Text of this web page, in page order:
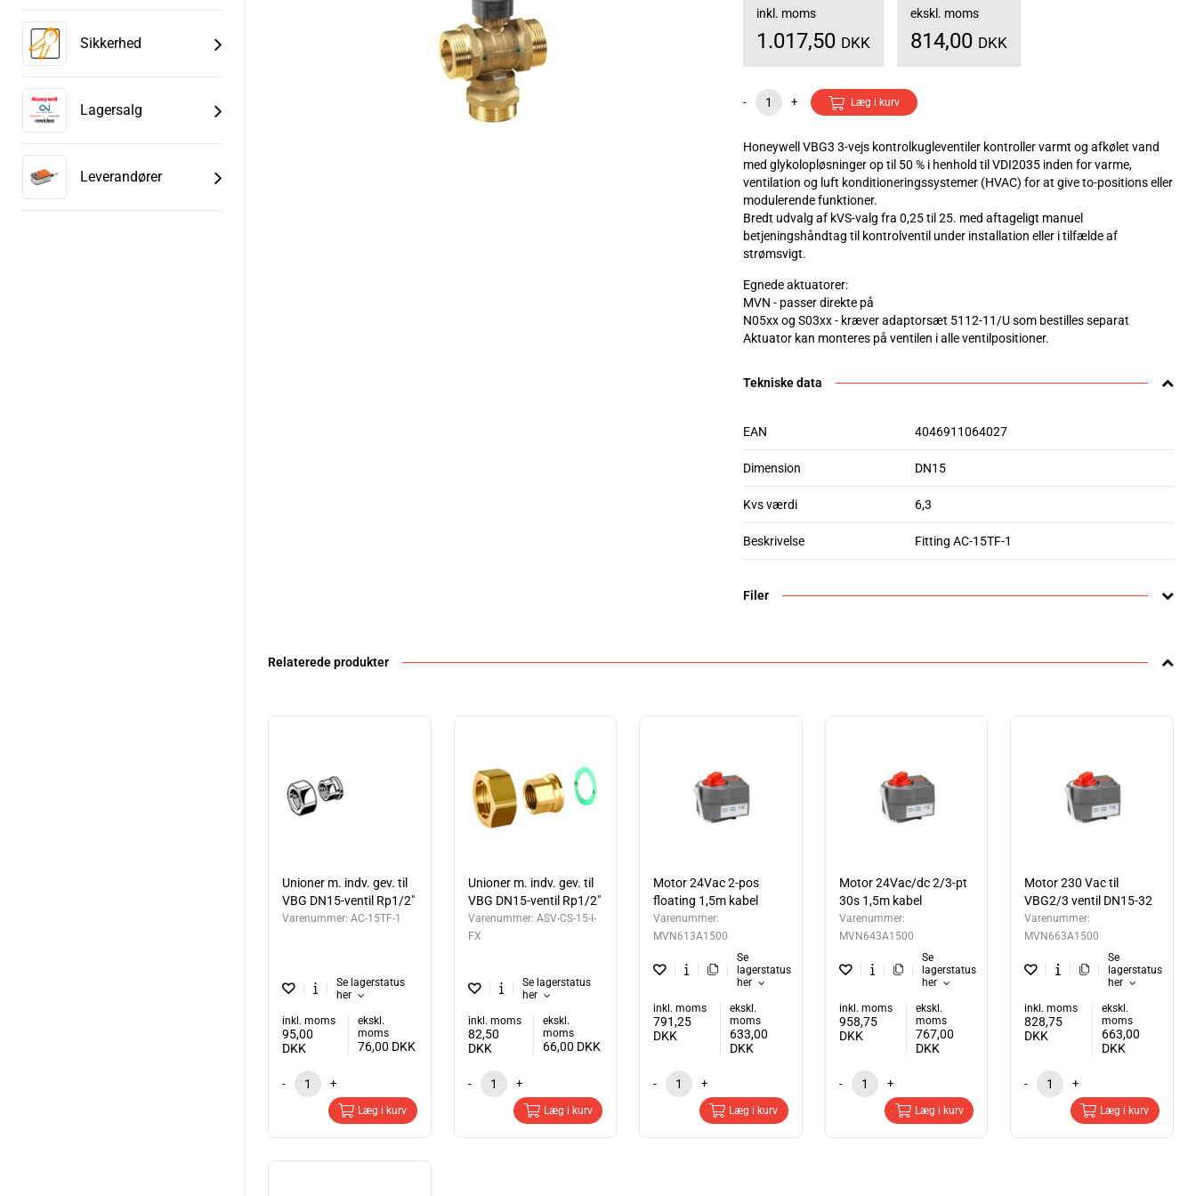
Sikkerhed
Lagersalg
Leverandører
inkl. moms
1.017,50 DKK
ekskl. moms
814,00 DKK
- + Læg i kurv
Honeywell VBG3 3-vejs kontrolkugleventiler kontroller varmt og afkølet vand
med glykolopløsninger op til 50 % i henhold til VDI2035 inden for varme,
ventilation og luft konditioneringssystemer (HVAC) for at give to-positions eller
modulerende funktioner.
Bredt udvalg af kVS-valg fra 0,25 til 25. med aftageligt manuel
betjeningshåndtag til kontrolventil under installation eller i tilfælde af
strømsvigt.
Egnede aktuatorer:
MVN - passer direkte på
N05xx og S03xx - kræver adaptorsæt 5112-11/U som bestilles separat
Aktuator kan monteres på ventilen i alle ventilpositioner.
Tekniske data
EAN 4046911064027
Dimension DN15
Kvs værdi 6,3
Beskrivelse Fitting AC-15TF-1
Filer
Relaterede produkter
Unioner m. indv. gev. til
VBG DN15-ventil Rp1/2"
Varenummer: AC-15TF-1
Se lagerstatus
her
inkl. moms
95,00
DKK
ekskl.
moms
76,00 DKK
- +
Læg i kurv
Unioner m. indv. gev. til
VBG DN15-ventil Rp1/2"
Varenummer: ASV-CS-15-I-
FX
Se lagerstatus
her
inkl. moms
82,50
DKK
ekskl.
moms
66,00 DKK
- +
Læg i kurv
Motor 24Vac 2-pos
floating 1,5m kabel
Varenummer:
MVN613A1500
Se
lagerstatus
her
inkl. moms
791,25
DKK
ekskl.
moms
633,00
DKK
- +
Læg i kurv
Motor 24Vac/dc 2/3-pt
30s 1,5m kabel
Varenummer:
MVN643A1500
Se
lagerstatus
her
inkl. moms
958,75
DKK
ekskl.
moms
767,00
DKK
- +
Læg i kurv
Motor 230 Vac til
VBG2/3 ventil DN15-32
Varenummer:
MVN663A1500
Se
lagerstatus
her
inkl. moms
828,75
DKK
ekskl.
moms
663,00
DKK
- +
Læg i kurv